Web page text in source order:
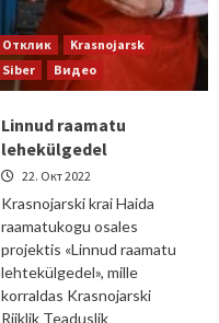
Отклик
Krasnojarsk
Siber
Видео
Linnud raamatu
lehekülgedel
22. Окт 2022
Krasnojarski krai Haida
raamatukogu osales
projektis «Linnud raamatu
lehtekülgedel», mille
korraldas Krasnojarski
Riiklik Teaduslik